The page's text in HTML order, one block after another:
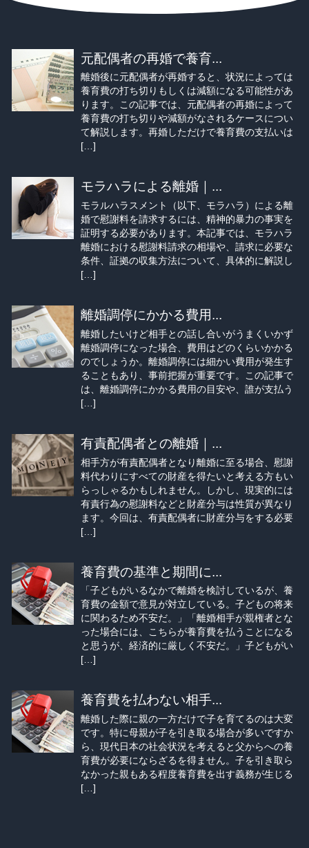
元配偶者の再婚で養育...
離婚後に元配偶者が再婚すると、状況によっては
養育費の打ち切りもしくは減額になる可能性があ
ります。この記事では、元配偶者の再婚によって
養育費の打ち切りや減額がなされるケースについ
て解説します。再婚しただけで養育費の支払いは
[…]
モラハラによる離婚｜...
モラルハラスメント（以下、モラハラ）による離
婚で慰謝料を請求するには、精神的暴力の事実を
証明する必要があります。本記事では、モラハラ
離婚における慰謝料請求の相場や、請求に必要な
条件、証拠の収集方法について、具体的に解説し
[…]
離婚調停にかかる費用...
離婚したいけど相手との話し合いがうまくいかず
離婚調停になった場合、費用はどのくらいかかる
のでしょうか。離婚調停には細かい費用が発生す
ることもあり、事前把握が重要です。この記事で
は、離婚調停にかかる費用の目安や、誰が支払う
[…]
有責配偶者との離婚｜...
相手方が有責配偶者となり離婚に至る場合、慰謝
料代わりにすべての財産を得たいと考える方もい
らっしゃるかもしれません。しかし、現実的には
有責行為の慰謝料などと財産分与は性質が異なり
ます。今回は、有責配偶者に財産分与をする必要
[…]
養育費の基準と期間に...
「子どもがいるなかで離婚を検討しているが、養
育費の金額で意見が対立している。子どもの将来
に関わるため不安だ。」「離婚相手が親権者とな
った場合には、こちらが養育費を払うことになる
と思うが、経済的に厳しく不安だ。」子どもがい
[…]
養育費を払わない相手...
離婚した際に親の一方だけで子を育てるのは大変
です。特に母親が子を引き取る場合が多いですか
ら、現代日本の社会状況を考えると父からへの養
育費が必要にならざるを得ません。子を引き取ら
なかった親もある程度養育費を出す義務が生じる
[…]